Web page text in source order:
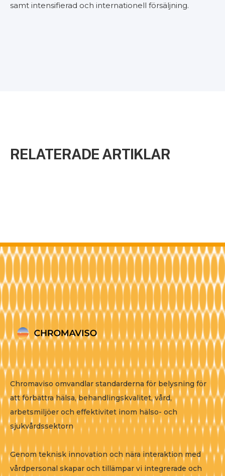
samt intensifierad och internationell försäljning.
RELATERADE ARTIKLAR
Chromaviso omvandlar standarderna för belysning för
att förbättra hälsa, behandlingskvalitet, vård,
arbetsmiljöer och effektivitet inom hälso- och
sjukvårdssektorn
Genom teknisk innovation och nära interaktion med
vårdpersonal skapar och tillämpar vi integrerade och